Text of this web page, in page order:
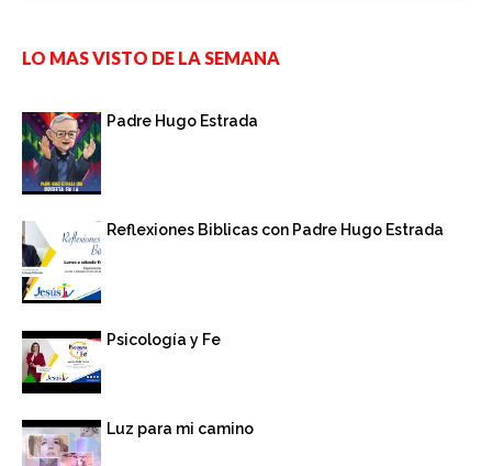
LO MAS VISTO DE LA SEMANA
Padre Hugo Estrada
Reflexiones Biblicas con Padre Hugo Estrada
Psicología y Fe
Luz para mi camino